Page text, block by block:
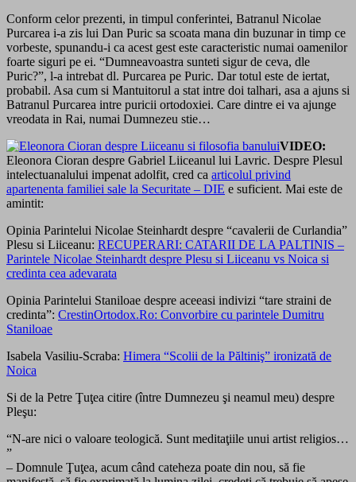
Conform celor prezenti, in timpul conferintei, Batranul Nicolae
Purcarea i-a zis lui Dan Puric sa scoata mana din buzunar in timp ce
vorbeste, spunandu-i ca acest gest este caracteristic numai oamenilor
foarte siguri pe ei. “Dumneavoastra sunteti sigur de ceva, dle
Puric?”, l-a intrebat dl. Purcarea pe Puric. Dar totul este de iertat,
probabil. Asa cum si Mantuitorul a stat intre doi talhari, asa a ajuns si
Batranul Purcarea intre puricii ortodoxiei. Care dintre ei va ajunge
vreodata in Rai, numai Dumnezeu stie…
VIDEO:
Eleonora Cioran despre Gabriel Liiceanul lui Lavric. Despre Plesul
intelectuanalului impenat adolfit, cred ca articolul privind
apartenenta familiei sale la Securitate – DIE e suficient. Mai este de
amintit:
Opinia Parintelui Nicolae Steinhardt despre “cavalerii de Curlandia”
Plesu si Liiceanu: RECUPERARI: CATARII DE LA PALTINIS –
Parintele Nicolae Steinhardt despre Plesu si Liiceanu vs Noica si
credinta cea adevarata
Opinia Parintelui Staniloae despre aceeasi indivizi “tare straini de
credinta”: CrestinOrtodox.Ro: Convorbire cu parintele Dumitru
Staniloae
Isabela Vasiliu-Scraba: Himera “Scolii de la Păltiniş” ironizată de
Noica
Si de la Petre Ţuţea citire (între Dumnezeu şi neamul meu) despre
Pleşu:
“N-are nici o valoare teologică. Sunt meditaţiile unui artist religios…
”
– Domnule Ţuţea, acum când cateheza poate din nou, să fie